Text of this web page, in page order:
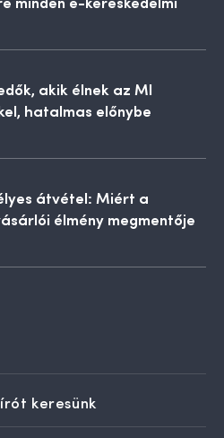
akik élnek az MI
hatalmas előnybe
átvétel: Miért a
élmény megmentője
keresünk